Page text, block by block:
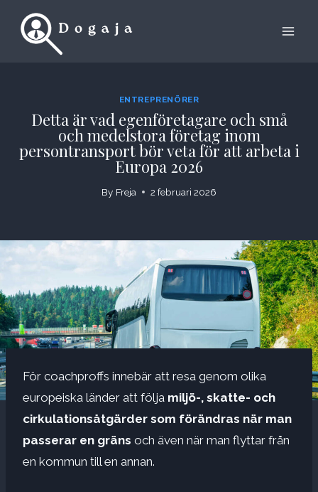
ENTREPRENÖRER
Detta är vad egenföretagare och små
och medelstora företag inom
persontransport bör veta för att arbeta i
Europa 2026
By Freja 2 februari 2026
För coachproffs innebär att resa genom olika
europeiska länder att följa miljö-, skatte- och
cirkulationsåtgärder som förändras när man
passerar en gräns och även när man flyttar från
en kommun till en annan.